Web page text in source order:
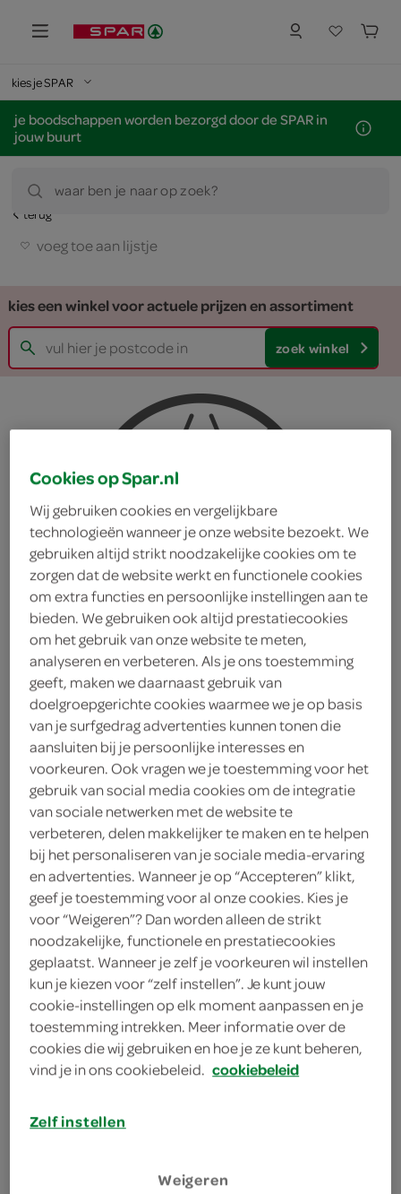
kies je SPAR
je boodschappen worden bezorgd door de SPAR in
jouw buurt
waar ben je naar op zoek?
terug
voeg toe aan lijstje
kies een winkel voor actuele prijzen en assortiment
zoek winkel
roerbakgroenten
Italiaans
600 Gram
Let op: aanbiedingen zijn niet zichtbaar bij de
producten, maar worden wél automatisch
verwerkt in de winkelmand.
Mix van gesneden prei, wortel, ui, paprika en
Cookies op Spar.nl
Wij gebruiken cookies en vergelijkbare
technologieën wanneer je onze website bezoekt. We
gebruiken altijd strikt noodzakelijke cookies om te
zorgen dat de website werkt en functionele cookies
om extra functies en persoonlijke instellingen aan te
bieden. We gebruiken ook altijd prestatiecookies
om het gebruik van onze website te meten,
analyseren en verbeteren. Als je ons toestemming
geeft, maken we daarnaast gebruik van
doelgroepgerichte cookies waarmee we je op basis
van je surfgedrag advertenties kunnen tonen die
aansluiten bij je persoonlijke interesses en
voorkeuren. Ook vragen we je toestemming voor het
gebruik van social media cookies om de integratie
van sociale netwerken met de website te
verbeteren, delen makkelijker te maken en te helpen
bij het personaliseren van je sociale media-ervaring
en advertenties. Wanneer je op “Accepteren” klikt,
geef je toestemming voor al onze cookies. Kies je
voor “Weigeren”? Dan worden alleen de strikt
noodzakelijke, functionele en prestatiecookies
geplaatst. Wanneer je zelf je voorkeuren wil instellen
kun je kiezen voor “zelf instellen”. Je kunt jouw
cookie-instellingen op elk moment aanpassen en je
toestemming intrekken. Meer informatie over de
cookies die wij gebruiken en hoe je ze kunt beheren,
vind je in ons cookiebeleid. cookiebeleid
Zelf instellen
Weigeren